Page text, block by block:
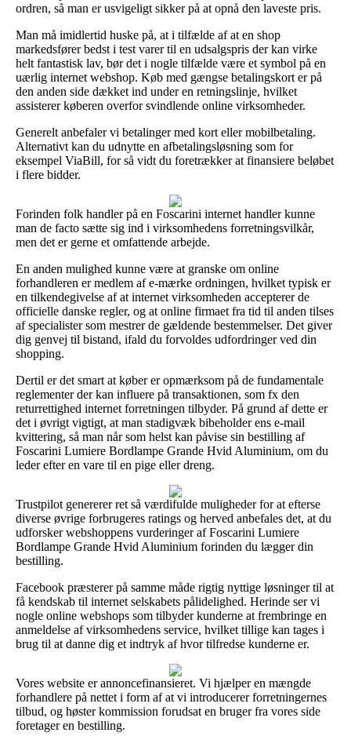
ordren, så man er usvigeligt sikker på at opnå den laveste pris.
Man må imidlertid huske på, at i tilfælde af at en shop
markedsfører bedst i test varer til en udsalgspris der kan virke
helt fantastisk lav, bør det i nogle tilfælde være et symbol på en
uærlig internet webshop. Køb med gængse betalingskort er på
den anden side dækket ind under en retningslinje, hvilket
assisterer køberen overfor svindlende online virksomheder.
Generelt anbefaler vi betalinger med kort eller mobilbetaling.
Alternativt kan du udnytte en afbetalingsløsning som for
eksempel ViaBill, for så vidt du foretrækker at finansiere beløbet
i flere bidder.
Forinden folk handler på en Foscarini internet handler kunne
man de facto sætte sig ind i virksomhedens forretningsvilkår,
men det er gerne et omfattende arbejde.
En anden mulighed kunne være at granske om online
forhandleren er medlem af e-mærke ordningen, hvilket typisk er
en tilkendegivelse af at internet virksomheden accepterer de
officielle danske regler, og at online firmaet fra tid til anden tilses
af specialister som mestrer de gældende bestemmelser. Det giver
dig genvej til bistand, ifald du forvoldes udfordringer ved din
shopping.
Dertil er det smart at køber er opmærksom på de fundamentale
reglementer der kan influere på transaktionen, som fx den
returrettighed internet forretningen tilbyder. På grund af dette er
det i øvrigt vigtigt, at man stadigvæk bibeholder ens e-mail
kvittering, så man når som helst kan påvise sin bestilling af
Foscarini Lumiere Bordlampe Grande Hvid Aluminium, om du
leder efter en vare til en pige eller dreng.
Trustpilot genererer ret så værdifulde muligheder for at efterse
diverse øvrige forbrugeres ratings og herved anbefales det, at du
udforsker webshoppens vurderinger af Foscarini Lumiere
Bordlampe Grande Hvid Aluminium forinden du lægger din
bestilling.
Facebook præsterer på samme måde rigtig nyttige løsninger til at
få kendskab til internet selskabets pålidelighed. Herinde ser vi
nogle online webshops som tilbyder kunderne at frembringe en
anmeldelse af virksomhedens service, hvilket tillige kan tages i
brug til at danne dig et indtryk af hvor tilfredse kunderne er.
Vores website er annoncefinansieret. Vi hjælper en mængde
forhandlere på nettet i form af at vi introducerer forretningernes
tilbud, og høster kommission forudsat en bruger fra vores side
foretager en bestilling.